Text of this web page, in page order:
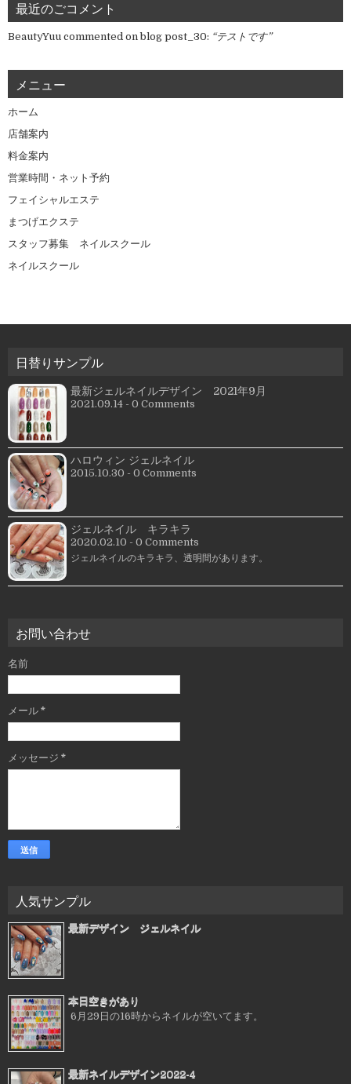
最近のごコメント
BeautyYuu commented onblog post_30: “テストです”
メニュー
ホーム
店舗案内
料金案内
営業時間・ネット予約
フェイシャルエステ
まつげエクステ
スタッフ募集 ネイルスクール
ネイルスクール
日替りサンプル
最新ジェルネイルデザイン 2021年9月
2021.09.14 - 0 Comments
ハロウィン ジェルネイル
2015.10.30 - 0 Comments
ジェルネイル キラキラ
2020.02.10 - 0 Comments
ジェルネイルのキラキラ、透明間があります。
お問い合わせ
名前
メール *
メッセージ *
人気サンプル
最新デザイン ジェルネイル
本日空きがあり
6月29日の16時からネイルが空いてます。
最新ネイルデザイン2022-4